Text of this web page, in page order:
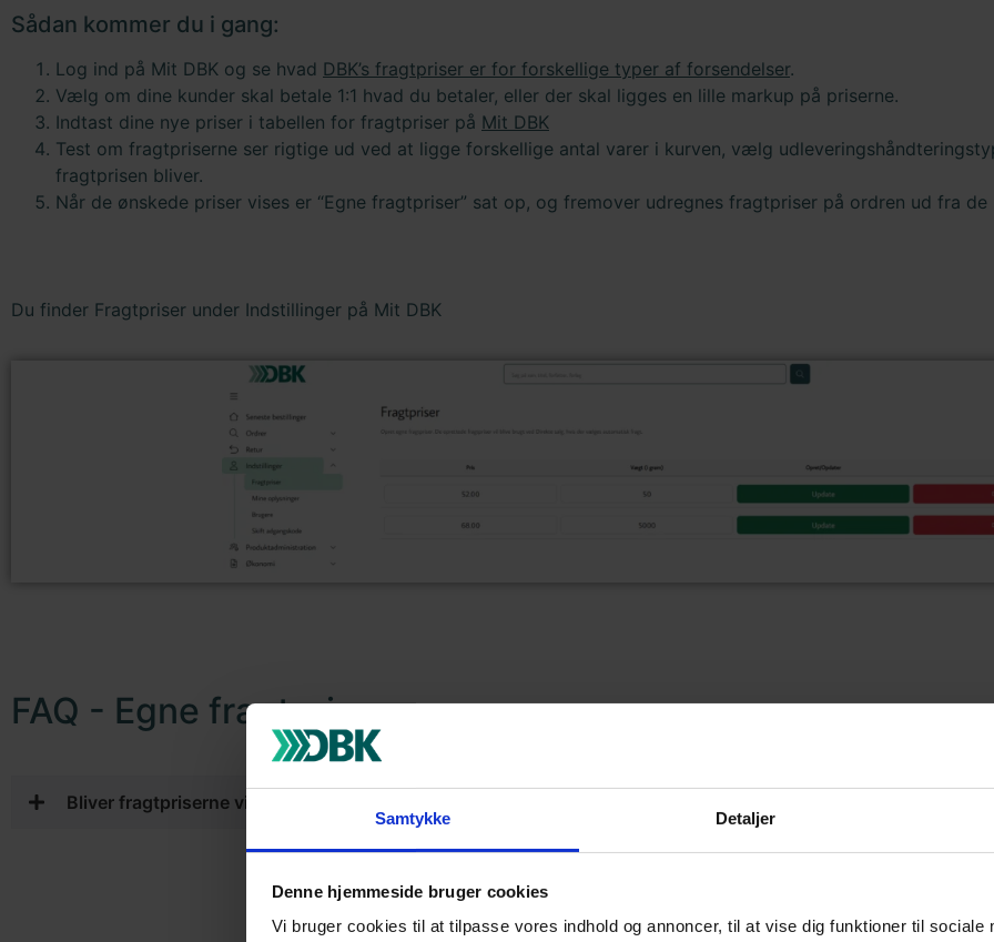
Samtykke Detaljer
Denne hjemmeside bruger cookies
Vi bruger cookies til at tilpasse vores indhold og annoncer, til at vise dig funktioner til sociale
Sådan kommer du i gang:
Log ind på Mit DBK og se hvad DBK’s fragtpriser er for forskellige typer af forsendelser.
Vælg om dine kunder skal betale 1:1 hvad du betaler, eller der skal ligges en lille markup på priserne.
Indtast dine nye priser i tabellen for fragtpriser på Mit DBK
Test om fragtpriserne ser rigtige ud ved at ligge forskellige antal varer i kurven, vælg
fragtprisen bliver.
Når de ønskede priser vises er “Egne fragtpriser” sat op, og fremover udregnes fragtpriser på ordren ud fra
Du finder Fragtpriser under Indstillinger på Mit DBK
FAQ - Egne fragtpriser
Bliver fragtpriserne vist for min Direkte kunde?